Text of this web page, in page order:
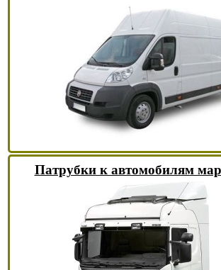
Патрубки к автомобилям